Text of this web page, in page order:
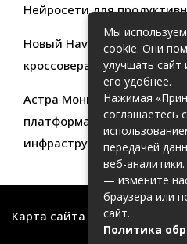
Нейросети для
Новый Haval Jolion: обзор
кроссовера для активной
Астра Мониторинг:
платформа для
инфраструктуры
Карта сайта
Мы
cookie. Они
улучшать сайт
его удобнее.
Нажимая
соглашаетесь
передачей
веб-
— измените
браузера или
сайт.
Политика